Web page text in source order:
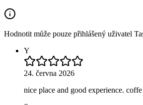
Hodnotit může pouze přihlášený uživatel
Y
24. června 2026
nice place and good experience.